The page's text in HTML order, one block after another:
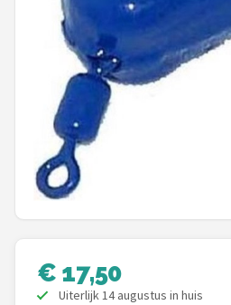
Westin
Korda
Salmo
Rapala
Fox Rage
€ 17,50
Uiterlijk 14 augustus in huis